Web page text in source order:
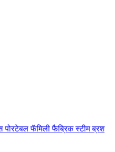
पोरटेबल फॅमिली फैब्रिक स्टीम ब्रश